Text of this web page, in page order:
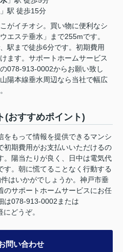
」駅 徒歩15分
がイチオシ。買い物に便利なシ
エステ垂水」まで255mです。
駅まで徒歩6分です。初期費用
ます。サポートホームサービス
078-913-0002からお願い致し
陽本線垂水周辺なら当社で幅広
(おすすめポイント)
をもって情報を提供できるマンシ
初期費用がお支払いいただけるの
。陽当たりが良く、日中は電気代
。朝に慌てることなく行動する
はいかがでしょうか。神戸市垂
のサポートホームサービスにお任
は078-913-0002または
どうぞ。
問い合わせ